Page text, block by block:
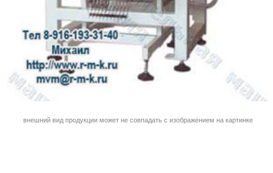
внешний вид продукции может не совпадать с изображением на картинке